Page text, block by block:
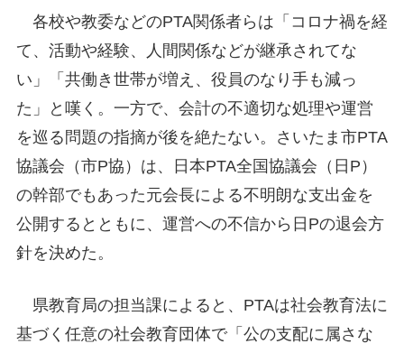
各校や教委などのPTA関係者らは「コロナ禍を経
て、活動や経験、人間関係などが継承されてな
い」「共働き世帯が増え、役員のなり手も減っ
た」と嘆く。一方で、会計の不適切な処理や運営
を巡る問題の指摘が後を絶たない。さいたま市PTA
協議会（市P協）は、日本PTA全国協議会（日P）
の幹部でもあった元会長による不明朗な支出金を
公開するとともに、運営への不信から日Pの退会方
針を決めた。
県教育局の担当課によると、PTAは社会教育法に
基づく任意の社会教育団体で「公の支配に属さな